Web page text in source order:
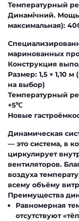
Температурный
Динамічний.
максимальная):
маринованных
Конструкция
Размер: 1,5 × 1,10
на выбор)
Температурный
+5℃
Новые
Динамическая
— это система, в
циркулирует
вентиляторов.
воздуха
всему объёму
Преимущества
Равномерная
отсутствуют